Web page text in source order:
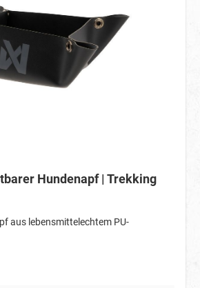
Hundenapf | Trekking
aus lebensmittelechtem PU-